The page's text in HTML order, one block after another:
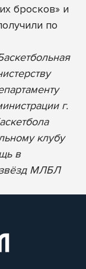
бросков» и
по
г.
клубу
в
звёзд МЛБЛ